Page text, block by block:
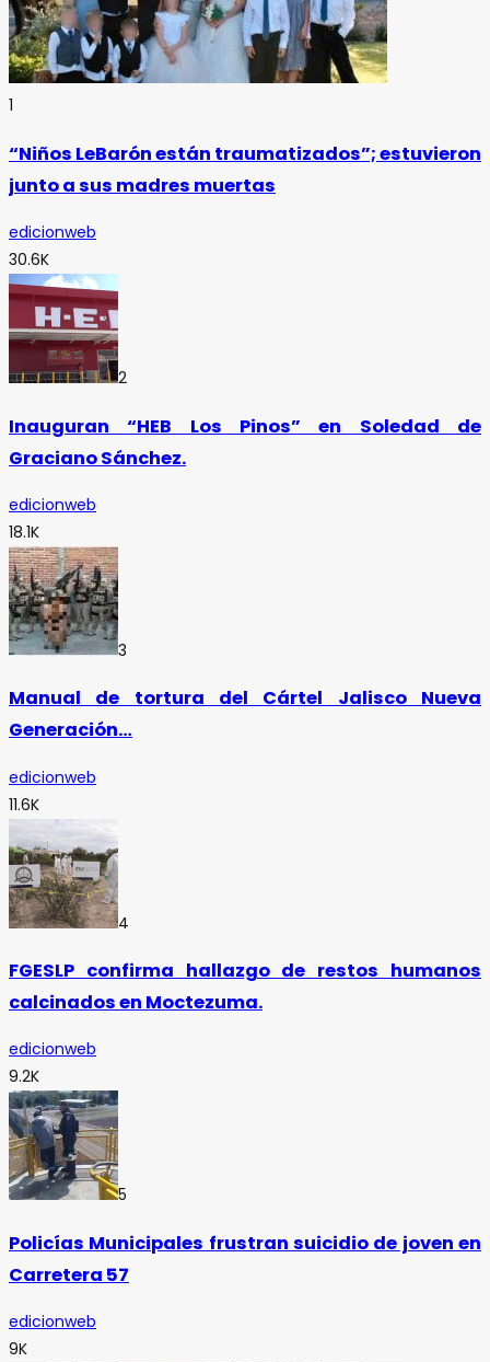
1
“Niños LeBarón están traumatizados”; estuvieron
junto a sus madres muertas
edicionweb
30.6K
2
Inauguran “HEB Los Pinos” en Soledad de
Graciano Sánchez.
edicionweb
18.1K
3
Manual de tortura del Cártel Jalisco Nueva
Generación…
edicionweb
11.6K
4
FGESLP confirma hallazgo de restos humanos
calcinados en Moctezuma.
edicionweb
9.2K
5
Policías Municipales frustran suicidio de joven en
Carretera 57
edicionweb
9K